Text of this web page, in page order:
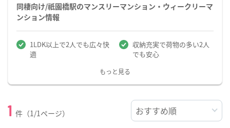
同棲向け/祇園橋駅のマンスリーマンション・ウィークリーマ
ンション情報
1LDK以上で2人でも広々快
適
収納充実で荷物の多い2人
でも安心
もっと見る
1 件（1/1ページ）